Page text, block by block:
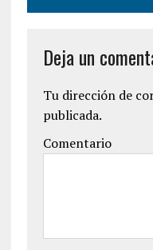
Deja un
Tu dirección de
publicada.
Comentario